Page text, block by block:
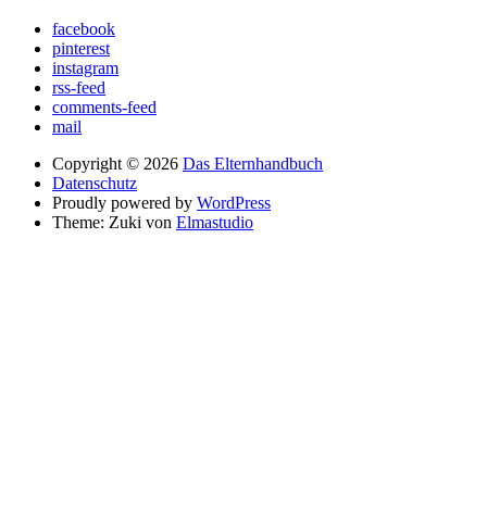
facebook
pinterest
instagram
rss-feed
comments-feed
mail
Copyright © 2026 Das Elternhandbuch
Datenschutz
Proudly powered by WordPress
Theme: Zuki von Elmastudio